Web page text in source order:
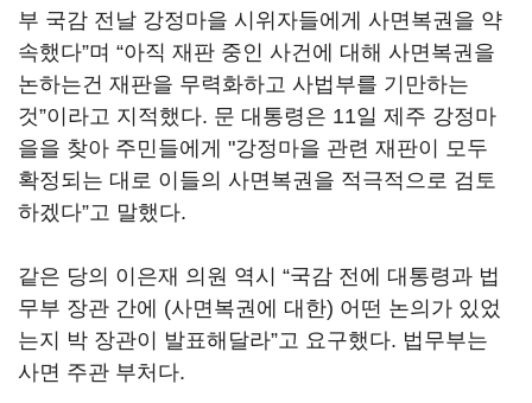
부 국감 전날 강정마을 시위자들에게 사면복권을 약
속했다”며 “아직 재판 중인 사건에 대해 사면복권을
논하는건 재판을 무력화하고 사법부를 기만하는
것”이라고 지적했다. 문 대통령은 11일 제주 강정마
을을 찾아 주민들에게 "강정마을 관련 재판이 모두
확정되는 대로 이들의 사면복권을 적극적으로 검토
하겠다”고 말했다.
같은 당의 이은재 의원 역시 “국감 전에 대통령과 법
무부 장관 간에 (사면복권에 대한) 어떤 논의가 있었
는지 박 장관이 발표해달라”고 요구했다. 법무부는
사면 주관 부처다.